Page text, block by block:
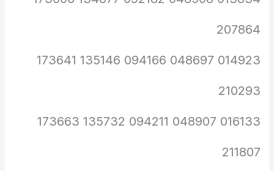
207864
014923 048697 094166 135146 173641
210293
016133 048907 094211 135732 173663
211807